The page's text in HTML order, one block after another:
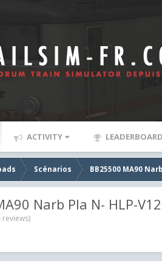
ACTIVITY LEADERBOARD
Scénarios BB25500 MA90
Narb Pla N- HLP-
reviews)